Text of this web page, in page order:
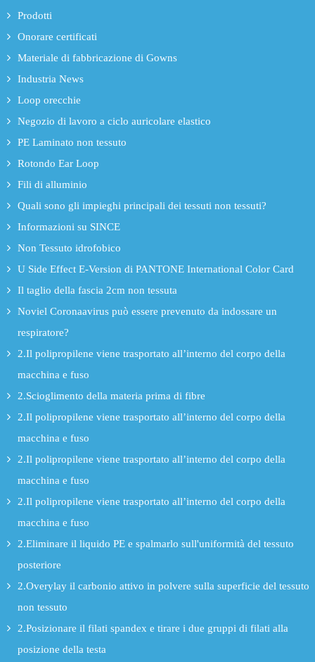
Prodotti
Onorare certificati
Materiale di fabbricazione di Gowns
Industria News
Loop orecchie
Negozio di lavoro a ciclo auricolare elastico
PE Laminato non tessuto
Rotondo Ear Loop
Fili di alluminio
Quali sono gli impieghi principali dei tessuti non tessuti?
Informazioni su SINCE
Non Tessuto idrofobico
U Side Effect E-Version di PANTONE International Color Card
Il taglio della fascia 2cm non tessuta
Noviel Coronaavirus può essere prevenuto da indossare un
respiratore?
2.Il polipropilene viene trasportato all’interno del corpo della
macchina e fuso
2.Scioglimento della materia prima di fibre
2.Il polipropilene viene trasportato all’interno del corpo della
macchina e fuso
2.Il polipropilene viene trasportato all’interno del corpo della
macchina e fuso
2.Il polipropilene viene trasportato all’interno del corpo della
macchina e fuso
2.Eliminare il liquido PE e spalmarlo sull'uniformità del tessuto
posteriore
2.Overylay il carbonio attivo in polvere sulla superficie del tessuto
non tessuto
2.Posizionare il filati spandex e tirare i due gruppi di filati alla
posizione della testa